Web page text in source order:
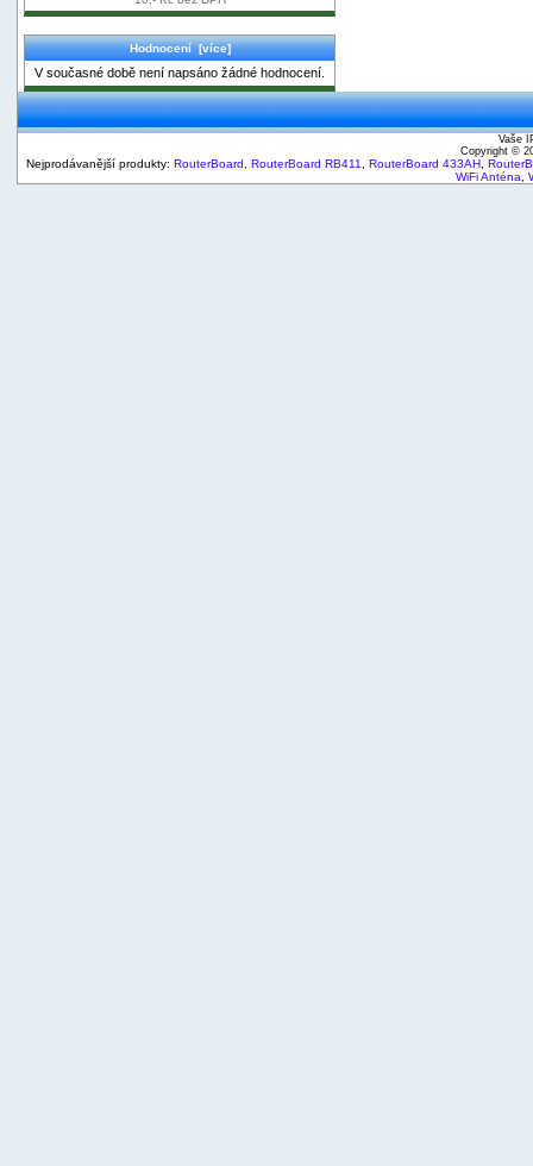
Hodnocení [více]
V současné době není napsáno žádné hodnocení.
Vaše
Copyright ©
Nejprodávanější produkty: RouterBoard RouterBoard RB411 RouterBoard 433AH
WiFi Anténa